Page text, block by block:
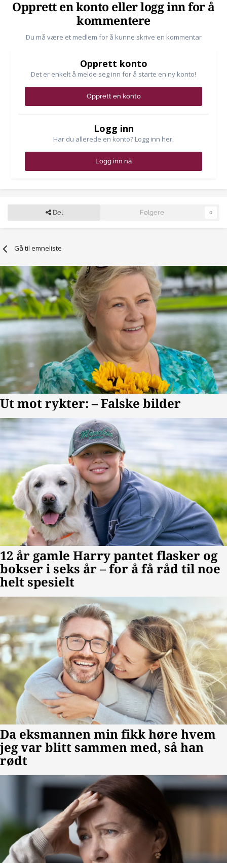
Opprett en konto eller logg inn for å
kommentere
Du må være et medlem for å kunne skrive en kommentar
Opprett konto
Det er enkelt å melde seg inn for å starte en ny konto!
Opprett en konto
Logg inn
Har du allerede en konto? Logg inn her.
Logg inn nå
Del Følgere 0
Gå til emneliste